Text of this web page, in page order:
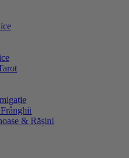
& Rășini